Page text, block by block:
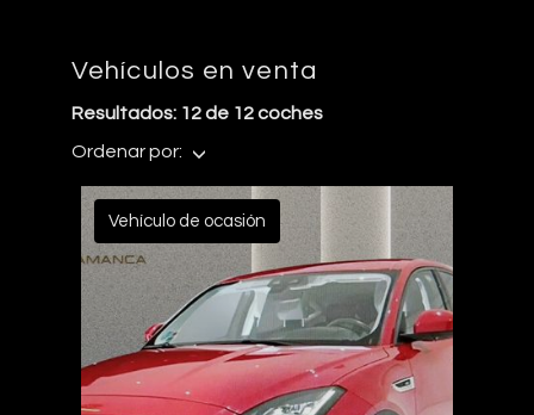
Vehículos en venta
Resultados: 12 de 12 coches
Ordenar por:
Vehículo de ocasión